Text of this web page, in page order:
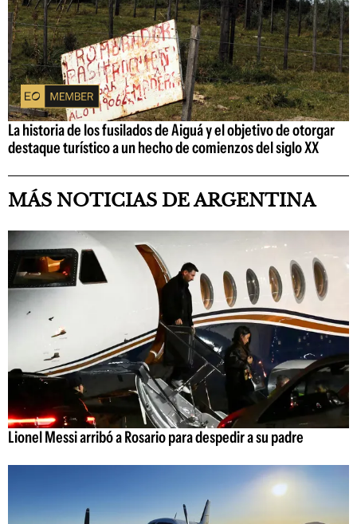
La historia de los fusilados de Aiguá y el objetivo de otorgar
destaque turístico a un hecho de comienzos del siglo XX
MÁS NOTICIAS DE ARGENTINA
Lionel Messi arribó a Rosario para despedir a su padre